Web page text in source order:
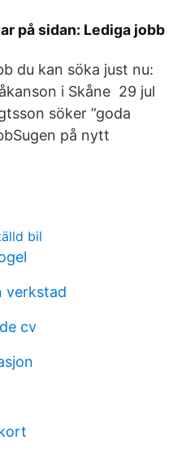
på sidan: Lediga jobb
du kan söka just nu:
i Skåne 29 jul
söker ”goda
på nytt
bil
verkstad
cv